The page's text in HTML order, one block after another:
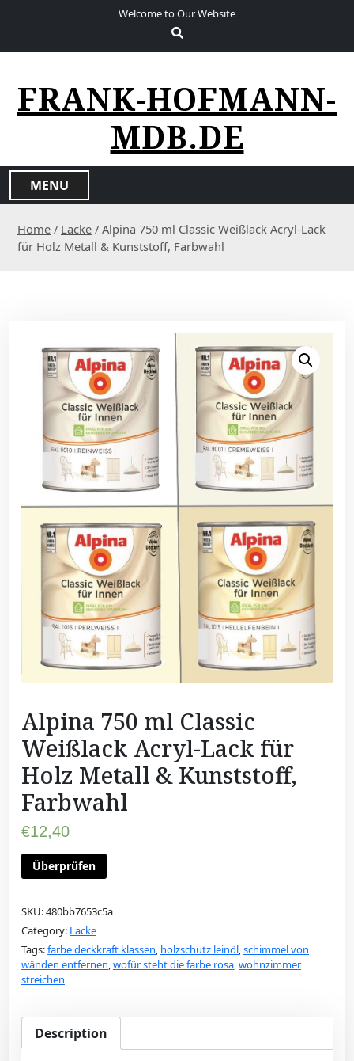
Welcome to Our Website
FRANK-HOFMANN-
MDB.DE
MENU
Home / Lacke / Alpina 750 ml Classic Weißlack Acryl-Lack
für Holz Metall & Kunststoff, Farbwahl
Alpina 750 ml Classic
Weißlack Acryl-Lack für
Holz Metall & Kunststoff,
Farbwahl
€12,40
Überprüfen
SKU:480bb7653c5a
Category: Lacke
Tags:farbe deckkraft klassen holzschutz leinöl schimmel von
wänden entfernen wofür steht die farbe rosa wohnzimmer
streichen
Description